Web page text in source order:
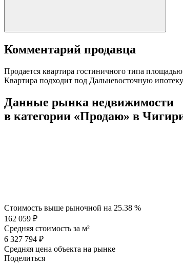
Комментарий продавца
Продается квартира гостиничного типа
Квартира подходит под Дальневосточную
Данные рынка недвижимости
в категории «Продаю» в
Стоимость выше рыночной на 25.38 %
162 059 ₽
Средняя стоимость за м²
6 327 794 ₽
Средняя цена объекта на рынке
Поделиться